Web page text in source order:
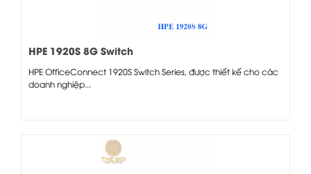
HPE 1920S 8G Switch
HPE OfficeConnect 1920S Switch Series, được thiết kế cho các
doanh nghiệp...